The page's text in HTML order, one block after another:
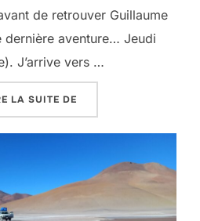
de retrouver Guillaume
dernière aventure… Jeudi
J’arrive vers …
LA SUITE DE